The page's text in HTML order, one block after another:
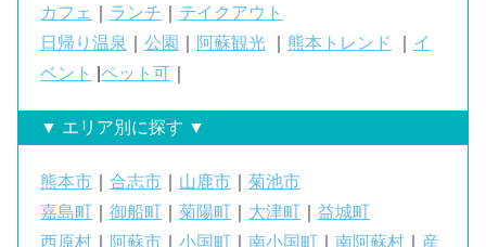
カフェ ランチ
テイクアウト
日帰り温泉
公園 阿蘇観光 熊本トレンド
イ
ベント
ペット可
▼ エリア別に探す ▼
熊本市 合志市 山鹿市
菊池市
嘉島町
御船町 菊陽町 大津町
益城町
西原村
阿蘇市 小国町 南小国町 南阿蘇村
産